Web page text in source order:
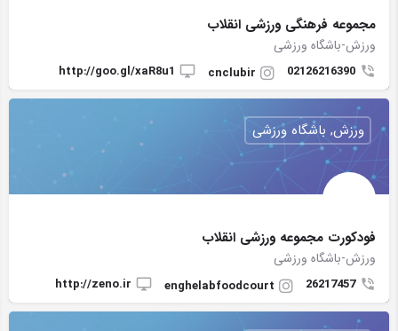
مجموعه فرهنگی ورزشی انقلاب
ورزش-باشگاه ورزشی
02126216390
cnclubir
http://goo.gl/xaR8u1
فودکورت مجموعه ورزشی انقلاب
ورزش-باشگاه ورزشی
26217457
enghelabfoodcourt
http://zeno.ir
ورزش, باشگاه ورزشی